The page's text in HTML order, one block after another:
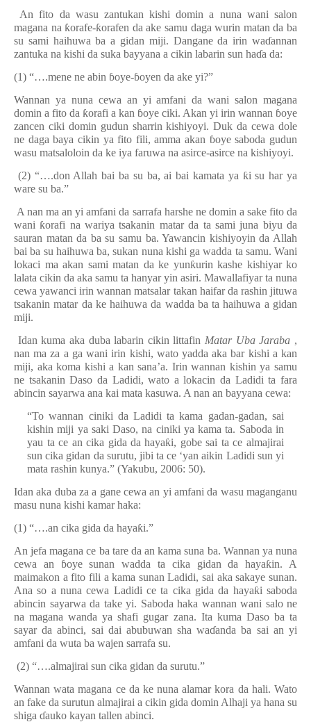
An fito da wasu zantukan kishi domin a nuna wani salon
magana na ƙorafe-ƙorafen da ake samu daga wurin matan da ba
su sami haihuwa ba a gidan miji. Dangane da irin waɗannan
zantuka na kishi da suka bayyana a cikin labarin sun haɗa da:
(1) “….mene ne abin ɓoye-ɓoyen da ake yi?”
Wannan ya nuna cewa an yi amfani da wani salon magana
domin a fito da ƙorafi a kan ɓoye ciki. Akan yi irin wannan ɓoye
zancen ciki domin gudun sharrin kishiyoyi. Duk da cewa dole
ne daga baya cikin ya fito fili, amma akan ɓoye saboda gudun
wasu matsaloloin da ke iya faruwa na asirce-asirce na kishiyoyi.
(2) “….don Allah bai ba su ba, ai bai kamata ya ƙi su har ya
ware su ba.”
A nan ma an yi amfani da sarrafa harshe ne domin a sake fito da
wani ƙorafi na wariya tsakanin matar da ta sami juna biyu da
sauran matan da ba su samu ba. Yawancin kishiyoyin da Allah
bai ba su haihuwa ba, sukan nuna kishi ga wadda ta samu. Wani
lokaci ma akan sami matan da ke yunƙurin kashe kishiyar ko
lalata cikin da aka samu ta hanyar yin asiri. Mawallafiyar ta nuna
cewa yawanci irin wannan matsalar takan haifar da rashin jituwa
tsakanin matar da ke haihuwa da wadda ba ta haihuwa a gidan
miji.
Idan kuma aka duba labarin cikin littafin Matar Uba Jaraba ,
nan ma za a ga wani irin kishi, wato yadda aka bar kishi a kan
miji, aka koma kishi a kan sana’a. Irin wannan kishin ya samu
ne tsakanin Daso da Ladidi, wato a lokacin da Ladidi ta fara
abincin sayarwa ana kai mata kasuwa. A nan an bayyana cewa:
“To wannan ciniki da Ladidi ta kama gadan-gadan, sai
kishin miji ya saki Daso, na ciniki ya kama ta. Saboda in
yau ta ce an cika gida da hayaƙi, gobe sai ta ce almajirai
sun cika gidan da surutu, jibi ta ce ‘yan aikin Ladidi sun yi
mata rashin kunya.” (Yakubu, 2006: 50).
Idan aka duba za a gane cewa an yi amfani da wasu maganganu
masu nuna kishi kamar haka:
(1) “….an cika gida da hayaƙi.”
An jefa magana ce ba tare da an kama suna ba. Wannan ya nuna
cewa an ɓoye sunan wadda ta cika gidan da hayaƙin. A
maimakon a fito fili a kama sunan Ladidi, sai aka sakaye sunan.
Ana so a nuna cewa Ladidi ce ta cika gida da hayaƙi saboda
abincin sayarwa da take yi. Saboda haka wannan wani salo ne
na magana wanda ya shafi gugar zana. Ita kuma Daso ba ta
sayar da abinci, sai dai abubuwan sha waɗanda ba sai an yi
amfani da wuta ba wajen sarrafa su.
(2) “….almajirai sun cika gidan da surutu.”
Wannan wata magana ce da ke nuna alamar kora da hali. Wato
an fake da surutun almajirai a cikin gida domin Alhaji ya hana su
shiga ɗauko kayan tallen abinci.